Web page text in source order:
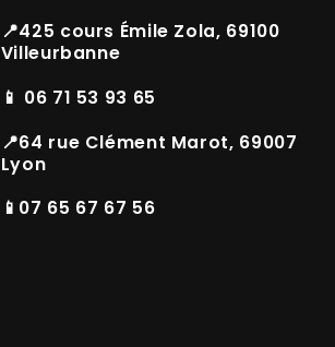
📍425 cours Émile Zola, 69100
Villeurbanne
📱 06 71 53 93 65
📍64 rue Clément Marot, 69007
Lyon
📱07 65 67 67 56